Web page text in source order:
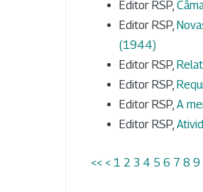
Editor RSP,
Editor RSP,
(1944)
Editor RSP,
Editor RSP,
Editor RSP, A
Editor RSP,
<< < 1 2 3 4 5 6 7 8 9